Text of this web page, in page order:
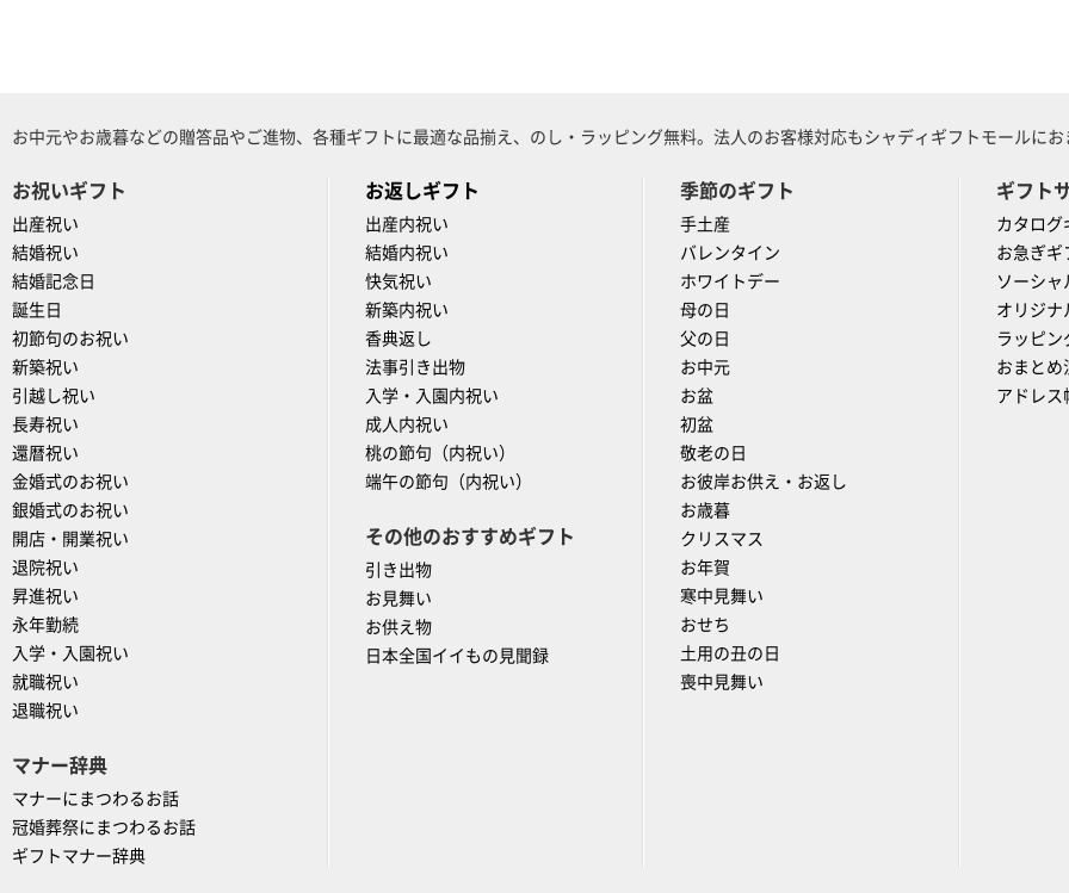
お中元やお歳暮などの贈答品やご進物、各種ギフトに最適な品揃え、のし・ラッピング無料。法人のお客様対応もシャディギフトモールに
お祝いギフト
出産祝い
結婚祝い
結婚記念日
誕生日
初節句のお祝い
新築祝い
引越し祝い
長寿祝い
還暦祝い
金婚式のお祝い
銀婚式のお祝い
開店・開業祝い
退院祝い
昇進祝い
永年勤続
入学・入園祝い
就職祝い
退職祝い
マナー辞典
マナーにまつわるお話
冠婚葬祭にまつわるお話
ギフトマナー辞典
お返しギフト
出産内祝い
結婚内祝い
快気祝い
新築内祝い
香典返し
法事引き出物
入学・入園内祝い
成人内祝い
桃の節句（内祝い）
端午の節句（内祝い）
その他のおすすめギフト
引き出物
お見舞い
お供え物
日本全国イイもの見聞録
季節のギフト
手土産
バレンタイン
ホワイトデー
母の日
父の日
お中元
お盆
初盆
敬老の日
お彼岸お供え・お返し
お歳暮
クリスマス
お年賀
寒中見舞い
おせち
土用の丑の日
喪中見舞い
ギフト
カタログ
お急ぎギ
ソーシャ
オリジナ
ラッピン
おまとめ
アドレス